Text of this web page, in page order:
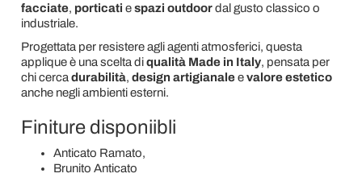
facciate, porticati espazi outdoordal gusto classico o
industriale.
Progettata per resistere agli agenti atmosferici, questa
applique è una scelta diqualità Made in Italy, pensata per
chi cerca durabilità, design artigianaleevalore estetico
anche negli ambienti esterni.
Finiture disponiibli
Anticato Ramato,
Brunito Anticato